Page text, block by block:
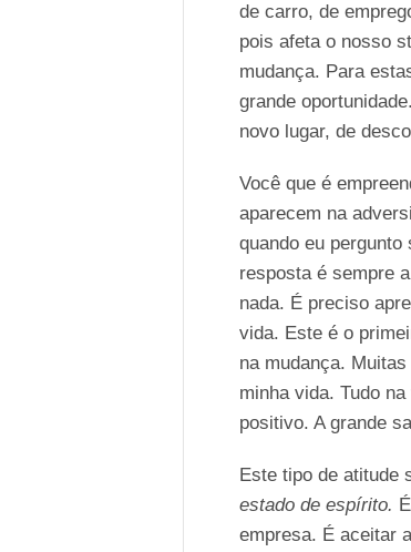
de carro, de
pois afeta o nosso
mudança. Para
grande
novo lugar, de
Você que é
aparecem na
quando eu
resposta é sempre
nada. É preciso
vida. Este é o
na mudança.
minha vida. Tudo
positivo. A grande
Este tipo de atitude
estado de espírito.
empresa. É aceitar